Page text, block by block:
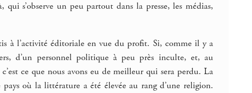
s’observe un peu partout dans la presse, les médias,
à l’activité éditoriale en vue du profit. Si, comme il y a
d’un personnel politique à peu près inculte, et, au
ce que nous avons eu de meilleur qui sera perdu. La
où la littérature a été élevée au rang d’une religion.